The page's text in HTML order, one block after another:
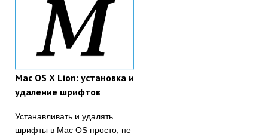
Mac OS X Lion: установка и
удаление шрифтов
Устанавливать и удалять
шрифты в Mac OS просто, не